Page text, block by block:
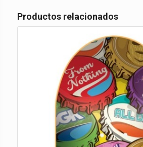
Productos relacionados